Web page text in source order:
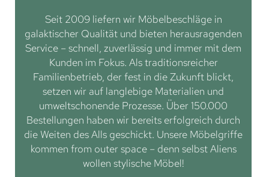
Seit 2009 liefern wir Möbelbeschläge in
galaktischer Qualität und bieten herausragenden
Service – schnell, zuverlässig und immer mit dem
Kunden im Fokus. Als traditionsreicher
Familienbetrieb, der fest in die Zukunft blickt,
setzen wir auf langlebige Materialien und
umweltschonende Prozesse. Über 150.000
Bestellungen haben wir bereits erfolgreich durch
die Weiten des Alls geschickt. Unsere Möbelgriffe
kommen from outer space – denn selbst Aliens
wollen stylische Möbel!